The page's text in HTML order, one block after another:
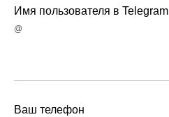
Имя пользователя в Telegram
@
Ваш телефон